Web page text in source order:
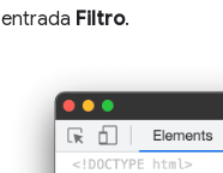
entrada Filtro.